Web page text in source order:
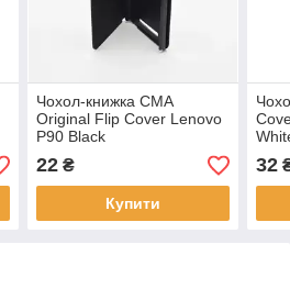
Чохол-книжка CМА
Original Flip Cover Lenovo
P90 Black
22₴
Купити
32